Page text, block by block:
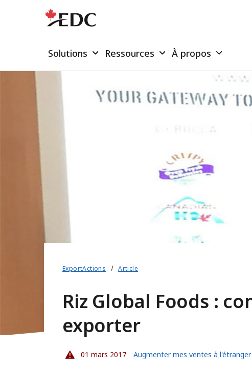
Solutions Ressources À propos
ExportActions Article
Riz Global Foods :
exporter
01 mars 2017 Augmenter mes ventes à l'étranger